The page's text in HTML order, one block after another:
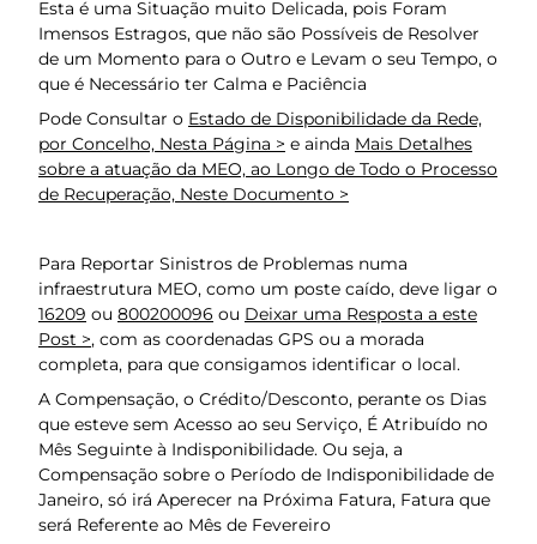
Esta é uma Situação muito Delicada, pois Foram
Imensos Estragos, que não são Possíveis de Resolver
de um Momento para o Outro e Levam o seu Tempo, o
que é Necessário ter Calma e Paciência
Pode Consultar o Estado de Disponibilidade da Rede,
por Concelho, Nesta Página > e ainda Mais Detalhes
sobre a atuação da MEO, ao Longo de Todo o Processo
de Recuperação, Neste Documento >
Para Reportar Sinistros de Problemas numa
infraestrutura MEO, como um poste caído, deve ligar o
16209 ou 800200096 ou Deixar uma Resposta a este
Post >, com as coordenadas GPS ou a morada
completa, para que consigamos identificar o local.
A Compensação, o Crédito/Desconto, perante os Dias
que esteve sem Acesso ao seu Serviço, É Atribuído no
Mês Seguinte à Indisponibilidade. Ou seja, a
Compensação sobre o Período de Indisponibilidade de
Janeiro, só irá Aperecer na Próxima Fatura, Fatura que
será Referente ao Mês de Fevereiro